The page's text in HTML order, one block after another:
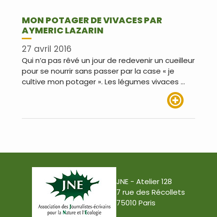
MON POTAGER DE VIVACES PAR
AYMERIC LAZARIN
27 avril 2016
Qui n’a pas rêvé un jour de redevenir un cueilleur
pour se nourrir sans passer par la case « je
cultive mon potager ». Les légumes vivaces …
JNE - Atelier 128
7 rue des Récollets
75010 Paris